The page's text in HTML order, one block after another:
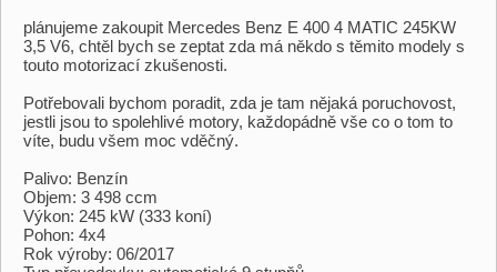
plánujeme zakoupit Mercedes Benz E 400 4 MATIC 245KW
3,5 V6, chtěl bych se zeptat zda má někdo s těmito modely s
touto motorizací zkušenosti.
Potřebovali bychom poradit, zda je tam nějaká poruchovost,
jestli jsou to spolehlivé motory, každopádně vše co o tom to
víte, budu všem moc vděčný.
Palivo: Benzín
Objem: 3 498 ccm
Výkon: 245 kW (333 koní)
Pohon: 4x4
Rok výroby: 06/2017